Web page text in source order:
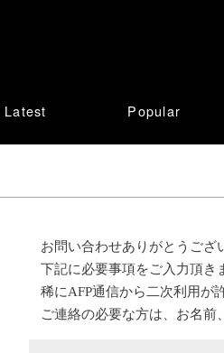
Latest Popular
お問い合わせありがとうござ
下記に必要事項をご入力頂き
稀にAFP通信から二次利用が
ご連絡の必要な方は、お名